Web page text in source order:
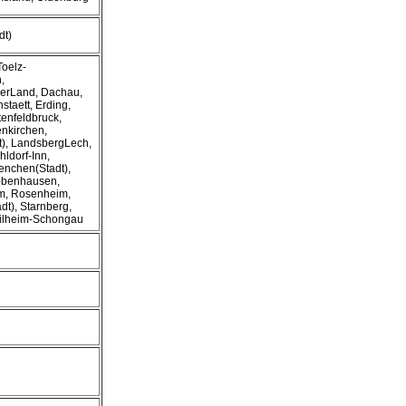
Dachau,
Erding,
LandsbergLech,
Inn,
Rosenheim,
Starnberg,
Schongau